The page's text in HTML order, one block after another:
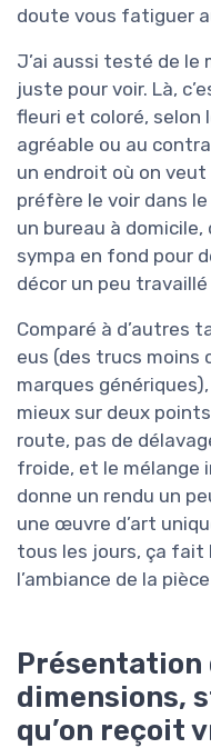
doute vous fatiguer
J’ai aussi testé de le
juste pour voir. Là,
fleuri et coloré, selon
agréable ou au
un endroit où on veut
préfère le voir dans
un bureau à domicile,
sympa en fond pour
décor un peu
Comparé à d’autres
eus (des trucs moins
marques
mieux sur deux
route, pas de
froide, et le mélange
donne un rendu un
une œuvre d’art
tous les jours, ça fait
l’ambiance de la
Présentation
dimensions,
qu’on reçoit